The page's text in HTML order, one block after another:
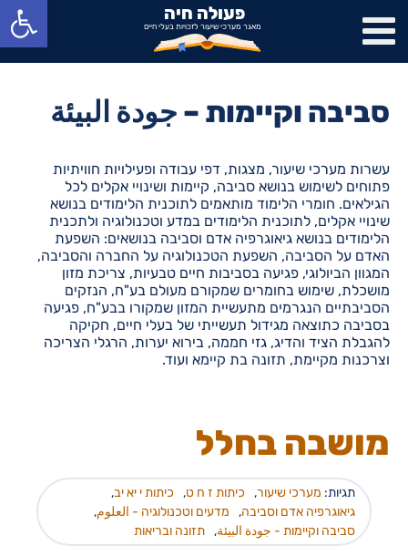
פתח סרגל נגישות פעולה חיה
מאגר מערכי שיעור לזכויות בעלי חיים
סביבה וקיימות – جودة البيئة
עשרות מערכי שיעור, מצגות, דפי עבודה ופעילויות חוויתיות
פתוחים לשימוש בנושא סביבה, קיימות ושינויי אקלים לכל
הגילאים. חומרי הלימוד מותאמים לתוכנית הלימודים בנושא
שינויי אקלים, לתוכנית הלימודים במדע וטכנולוגיה ולתכנית
הלימודים בנושא גיאוגרפיה אדם וסביבה בנושאים: השפעת
האדם על הסביבה, השפעת הטכנולוגיה על החברה והסביבה,
המגוון הביולוגי, פגיעה בסביבות חיים טבעיות, צריכת מזון
מושכלת, שימוש בחומרים שמקורם מעולם בע"ח, הנזקים
הסביבתיים הנגרמים מתעשיית המזון שמקורו בבע"ח, פגיעה
בסביבה כתוצאה מגידול תעשייתי של בעלי חיים, חקיקה
להגבלת הציד והדיג, גזי חממה, בירוא יערות, הרגלי הצריכה
וצרכנות מקיימת, תזונה בת קיימא ועוד.
מושבה בחלל
תגיות: מערכי שיעור, כיתות ז ח ט, כיתות י יא יב,
גיאוגרפיה אדם וסביבה, מדעים וטכנולוגיה - العلوم,
סביבה וקיימות - جودة البيئة, תזונה ובריאות